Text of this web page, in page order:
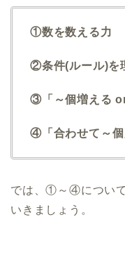
①数を数える力
②条件(ルール)を
③「～個増える
④「合わせて～
では、①～④につい
いきましょう。